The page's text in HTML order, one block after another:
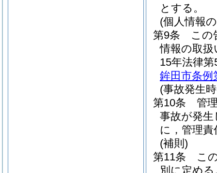
とする。
(個人情報
第9条
この
情報の取
15年法律第
鉾田市条例
(事故発生
第10条
管
事故が発
に，管理
(補則)
第11条
こ
別に定める